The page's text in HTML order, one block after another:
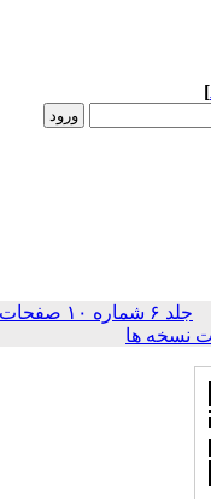
جلد ۶ شماره ۱۰ صفحات
ها